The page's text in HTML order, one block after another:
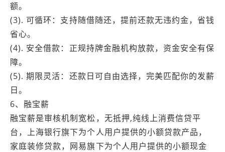
额。
(3). 可循环：支持随借随还，提前还款无违约金，省钱
省心。
(4). 安全借款：正规持牌金融机构放款，资金安全有保
障。
(5). 期限灵活：还款日可自由选择，完美匹配你的发薪
日。
6、融宝薪
融宝薪是审核机制宽松，无抵押,纯线上消费信贷平
台，上海银行旗下为个人用户提供的小额贷款产品，
家庭装修贷款，网易旗下为个人用户提供的小额现金